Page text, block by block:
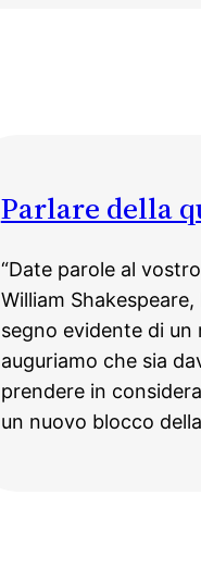
Parlare della
“Date parole al
William
segno evidente di
auguriamo che sia
prendere in
un nuovo blocco